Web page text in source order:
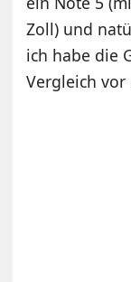
Zoll) und
ich habe die
Vergleich vor